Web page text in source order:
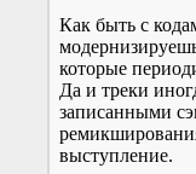
Как быть с
которые
Да и треки
записанными
выступление.